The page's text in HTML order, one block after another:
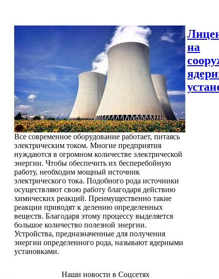
Все современное оборудование работает, питаясь
электрическим током. Многие предприятия
нуждаются в огромном количестве электрической
энергии. Чтобы обеспечить их бесперебойную
работу, необходим мощный источник
электрического тока. Подобного рода источники
осуществляют свою работу благодаря действию
химических реакций. Преимущественно такие
реакции приводят к делению определенных
веществ. Благодаря этому процессу выделяется
большое количество полезной энергии.
Устройства, предназначенные для получения
энергии определенного рода, называют ядерными
установками.
на
Наши новости в Соцсетях